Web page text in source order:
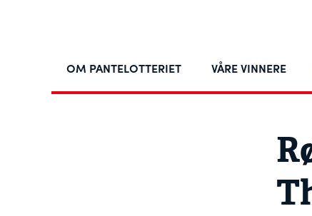
OM PANTELOTTERIET VÅRE VINNERE